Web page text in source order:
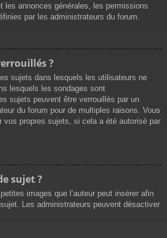
les annonces générales, les permissions
par les administrateurs du forum.
?
sujets dans lesquels les utilisateurs ne
lesquels les sondages sont
sujets peuvent être verrouillés par un
du forum pour de multiples raisons. Vous
vos propres sujets, si cela a été autorisé par
sujet ?
images que l’auteur peut insérer afin
Les administrateurs peuvent désactiver